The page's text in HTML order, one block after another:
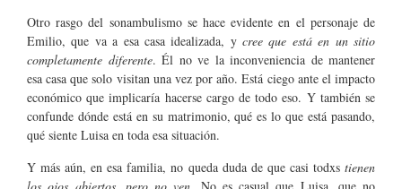
Otro rasgo del sonambulismo se hace evidente en el personaje de
Emilio, que va a esa casa idealizada, ycree que está en un sitio
completamente diferente. Él no ve la inconveniencia de mantener
esa casa que solo visitan una vez por año. Está ciego ante el impacto
económico que implicaría hacerse cargo de todo eso. Y también se
confunde dónde está en su matrimonio, qué es lo que está pasando,
qué siente Luisa en toda esa situación.
Y más aún, en esa familia, no queda duda de que casi todxs tienen
los ojos abiertos, pero no ven . No es casual que Luisa, que no